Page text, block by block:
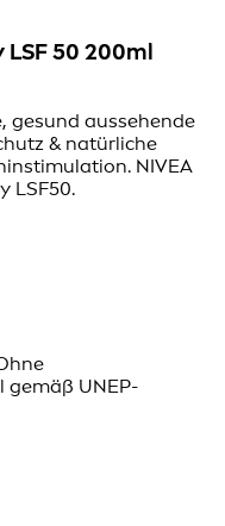
LSF 50 200ml
gesund aussehende
& natürliche
NIVEA
LSF50.
gemäß UNEP-